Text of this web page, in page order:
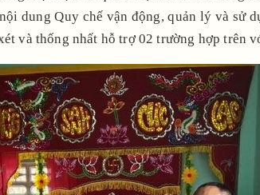
dung Quy chế vận động, quản lý và sử
và thống nhất hỗ trợ 02 trường hợp trên